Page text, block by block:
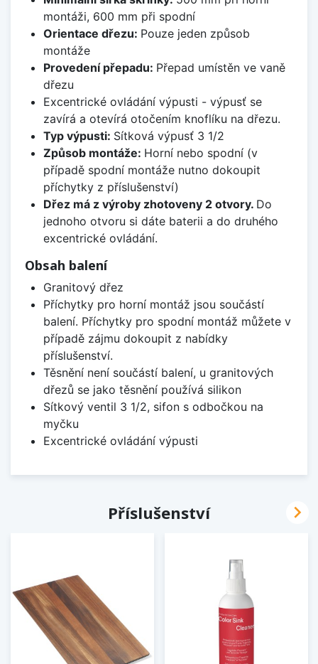
montáži, 600 mm při spodní
Orientace dřezu: Pouze jeden způsob
montáže
Provedení přepadu: Přepad umístěn ve vaně
dřezu
Excentrické ovládání výpusti - výpusť se
zavírá a otevírá otočením knoflíku na dřezu.
Typ výpusti: Sítková výpusť 3 1/2
Způsob montáže: Horní nebo spodní (v
případě spodní montáže nutno dokoupit
příchytky z příslušenství)
Dřez má z výroby zhotoveny 2 otvory. Do
jednoho otvoru si dáte baterii a do druhého
excentrické ovládání.
Obsah balení
Granitový dřez
Příchytky pro horní montáž jsou součástí
balení. Příchytky pro spodní montáž můžete v
případě zájmu dokoupit z nabídky
příslušenství.
Těsnění není součástí balení, u granitových
dřezů se jako těsnění používá silikon
Sítkový ventil 3 1/2, sifon s odbočkou na
myčku
Excentrické ovládání výpusti
Příslušenství 